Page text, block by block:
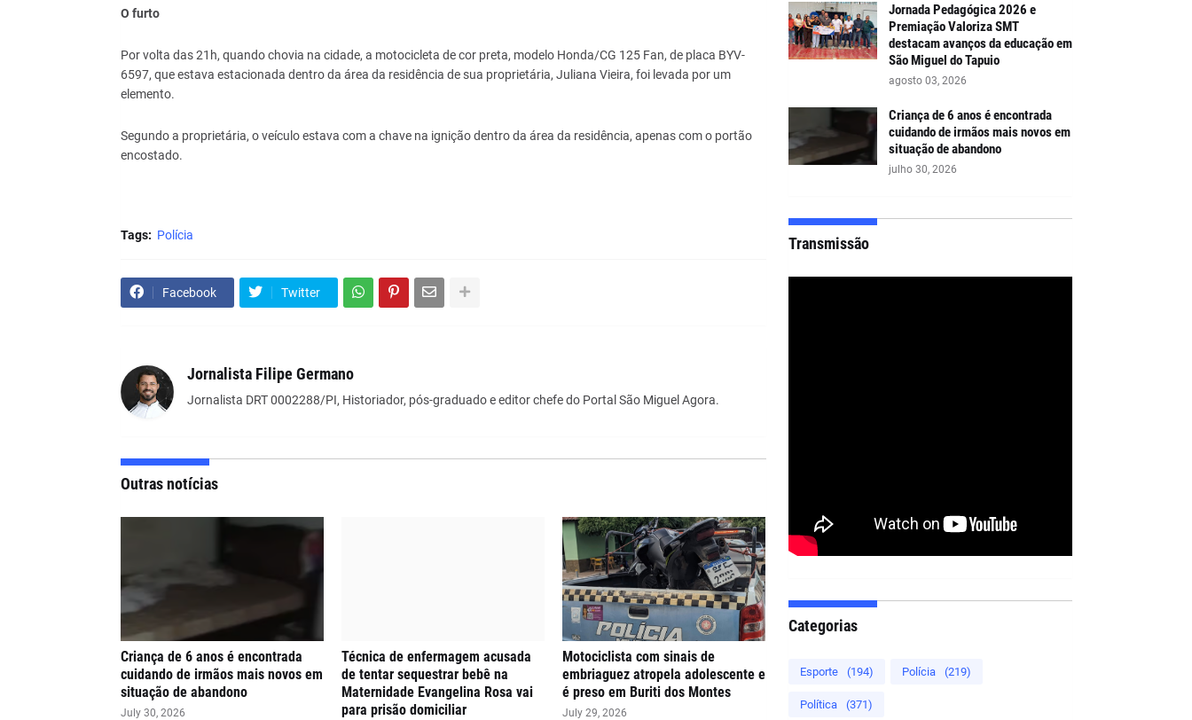
O furto
Por volta das 21h, quando chovia na cidade, a motocicleta de cor preta, modelo Honda/CG 125 Fan, de placa BYV-
6597, que estava estacionada dentro da área da residência de sua proprietária, Juliana Vieira, foi levada por um
elemento.
Segundo a proprietária, o veículo estava com a chave na ignição dentro da área da residência, apenas com o portão
encostado.
Tags: Polícia
Facebook Twitter
Jornalista Filipe Germano
Jornalista DRT 0002288/PI, Historiador, pós-graduado e editor chefe do Portal São Miguel Agora.
Outras notícias
Criança de 6 anos é encontrada
cuidando de irmãos mais novos em
situação de abandono
July 30, 2026
Técnica de enfermagem acusada
de tentar sequestrar bebê na
Maternidade Evangelina Rosa vai
para prisão domiciliar
Motociclista com sinais de
embriaguez atropela adolescente e
é preso em Buriti dos Montes
July 29, 2026
Jornada Pedagógica 2026 e
Premiação Valoriza SMT
destacam avanços da educação em
São Miguel do Tapuio
agosto 03, 2026
Criança de 6 anos é encontrada
cuidando de irmãos mais novos em
situação de abandono
julho 30, 2026
Transmissão
Categorias
Esporte (194) Polícia (219)
Política (371)